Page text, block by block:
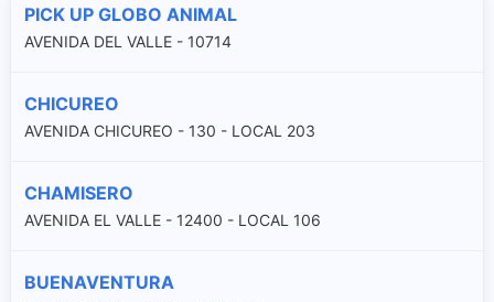
PICK UP GLOBO ANIMAL
AVENIDA DEL VALLE - 10714
CHICUREO
AVENIDA CHICUREO - 130 - LOCAL 203
CHAMISERO
AVENIDA EL VALLE - 12400 - LOCAL 106
BUENAVENTURA